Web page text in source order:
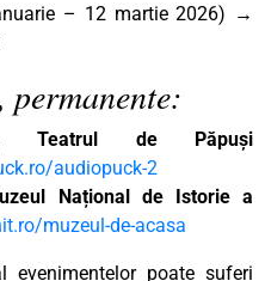
– 12 martie 2026) →
permanente:
Teatrul de Păpuși
audiopuck-2
Național de Istorie a
muzeul-de-acasa
evenimentelor poate suferi